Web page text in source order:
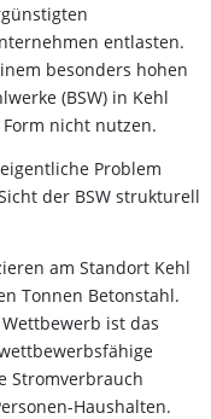
entlasten.
besonders hohen
(BSW) in Kehl
nicht nutzen.
Problem
der BSW strukturell
am Standort Kehl
Tonnen Betonstahl.
ist das
Stromverbrauch
Haushalten.